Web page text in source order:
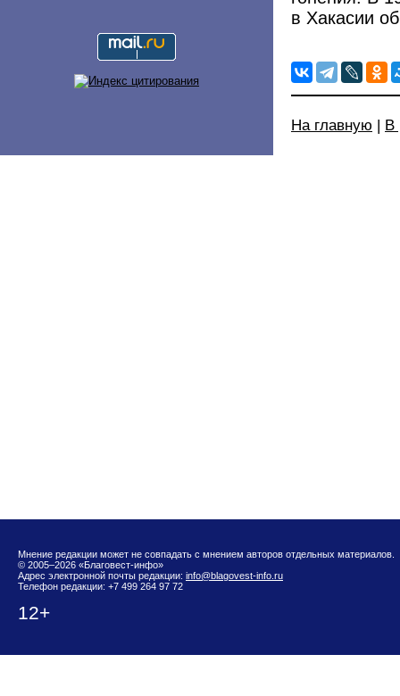
в Хакасии
На главную | В
Мнение редакции может не совпадать с мнением авторов отдельных материалов.
© 2005–2026 «Благовест-инфо»
Адрес электронной почты редакции: info@blagovest-info.ru
Телефон редакции: +7 499 264 97 72
12+